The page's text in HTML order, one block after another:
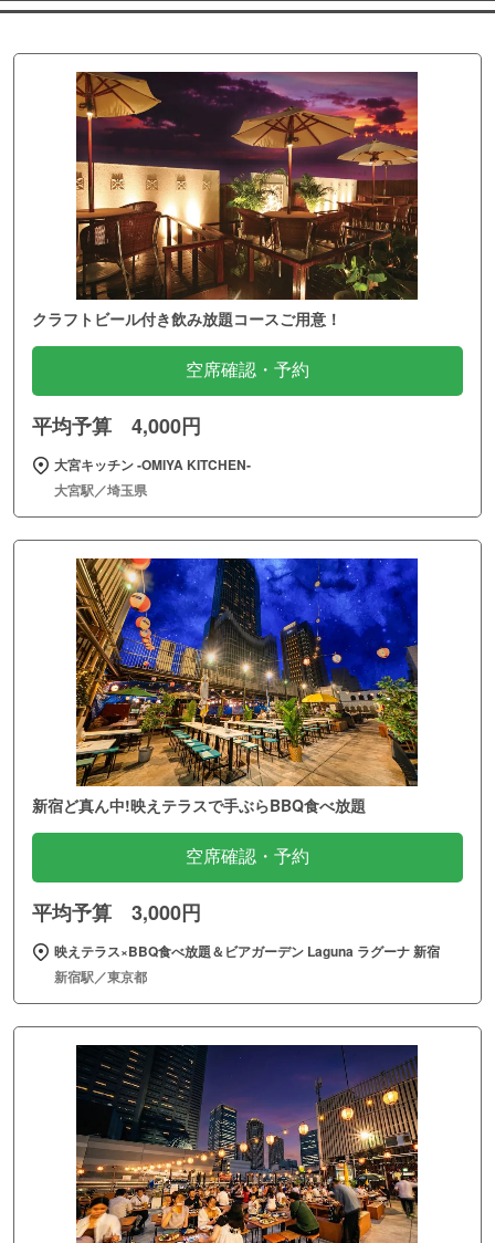
クラフトビール付き飲み放題コースご用意！
空席確認・予約
平均予算 4,000円
大宮キッチン ‐OMIYA KITCHEN‐
大宮駅／埼玉県
新宿ど真ん中!映えテラスで手ぶらBBQ食べ放題
空席確認・予約
平均予算 3,000円
映えテラス×BBQ食べ放題＆ビアガーデン Laguna ラグーナ 新宿
新宿駅／東京都